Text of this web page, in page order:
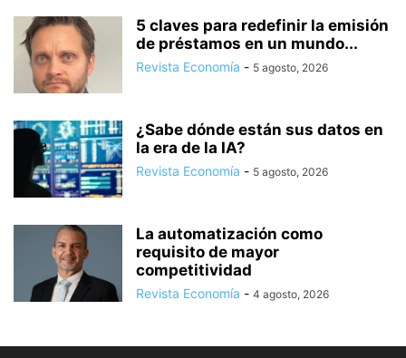
5 claves para redefinir la emisión
de préstamos en un mundo...
Revista Economía - 5 agosto, 2026
¿Sabe dónde están sus datos en
la era de la IA?
Revista Economía - 5 agosto, 2026
La automatización como
requisito de mayor
competitividad
Revista Economía - 4 agosto, 2026